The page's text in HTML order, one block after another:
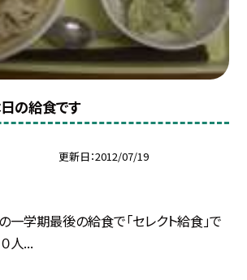
日の給食です
更新日 2012/07/19
一学期最後の給食で「セレクト給食」で
人...